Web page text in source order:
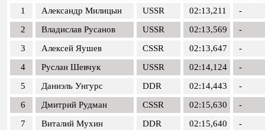
1 Александр Милицын USSR 02:13,211
-
2
Владислав Русанов USSR 02:13,569
-
3
Алексей Яушев CSSR 02:13,647
-
4
Руслан Шевчук USSR 02:14,124
-
5
Даниэль Унгурс DDR 02:14,443
-
6
Дмитрий Рудман CSSR 02:15,630
-
7
Виталий Мухин DDR 02:15,640
-